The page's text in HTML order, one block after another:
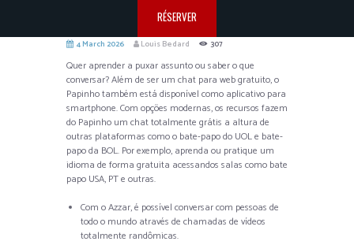
RÉSERVER
4 March 2026 Louis Bedard 307
Quer aprender a puxar assunto ou saber o que
conversar? Além de ser um chat para web gratuito, o
Papinho também está disponível como aplicativo para
smartphone. Com opções modernas, os recursos fazem
do Papinho um chat totalmente grátis a altura de
outras plataformas como o bate-papo do UOL e bate-
papo da BOL. Por exemplo, aprenda ou pratique um
idioma de forma gratuita acessandos salas como bate
papo USA, PT e outras.
Com o Azzar, é possível conversar com pessoas de
todo o mundo através de chamadas de vídeos
totalmente randômicas.